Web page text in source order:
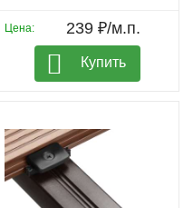
Цена: 239 ₽/м.п.
Купить